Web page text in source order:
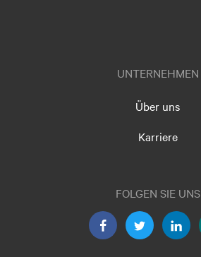
UNTERNEHMEN
Über uns
Karriere
FOLGEN SIE UNS